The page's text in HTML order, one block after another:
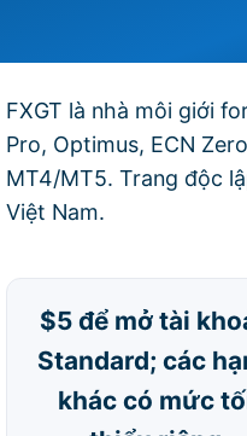
FXGT là nhà môi giới
Pro, Optimus, ECN
MT4/MT5. Trang độc
Việt Nam.
$5 để mở tài
Standard; các
khác có mức